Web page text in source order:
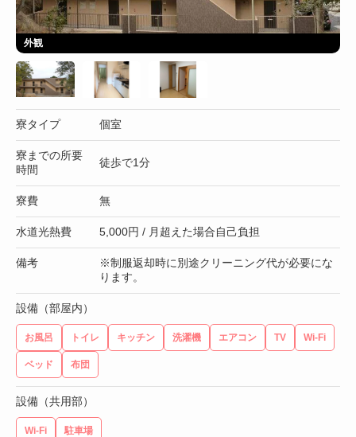
外観
寮タイプ 個室
寮までの所要
時間
徒歩で1分
寮費 無
水道光熱費 5,000円 / 月超えた場合自己負担
備考
※制服返却時に別途クリーニング代が必要にな
ります。
設備（部屋内）
お風呂 トイレ キッチン 洗濯機 エアコン TV Wi-Fi
ベッド 布団
設備（共用部）
Wi-Fi 駐車場